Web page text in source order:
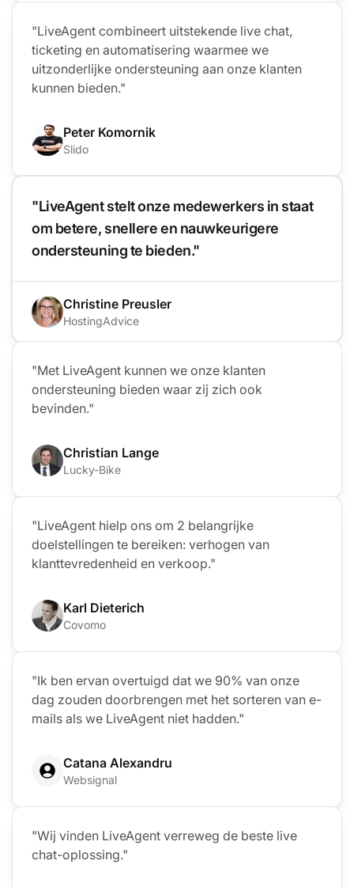
"LiveAgent combineert uitstekende live chat,
ticketing en automatisering waarmee we
uitzonderlijke ondersteuning aan onze klanten
kunnen bieden."
Peter Komornik
Slido
"LiveAgent stelt onze medewerkers in staat
om betere, snellere en nauwkeurigere
ondersteuning te bieden."
Christine Preusler
HostingAdvice
"Met LiveAgent kunnen we onze klanten
ondersteuning bieden waar zij zich ook
bevinden."
Christian Lange
Lucky-Bike
"LiveAgent hielp ons om 2 belangrijke
doelstellingen te bereiken: verhogen van
klanttevredenheid en verkoop."
Karl Dieterich
Covomo
"Ik ben ervan overtuigd dat we 90% van onze
dag zouden doorbrengen met het sorteren van e-
mails als we LiveAgent niet hadden."
Catana Alexandru
Websignal
"Wij vinden LiveAgent verreweg de beste live
chat-oplossing."